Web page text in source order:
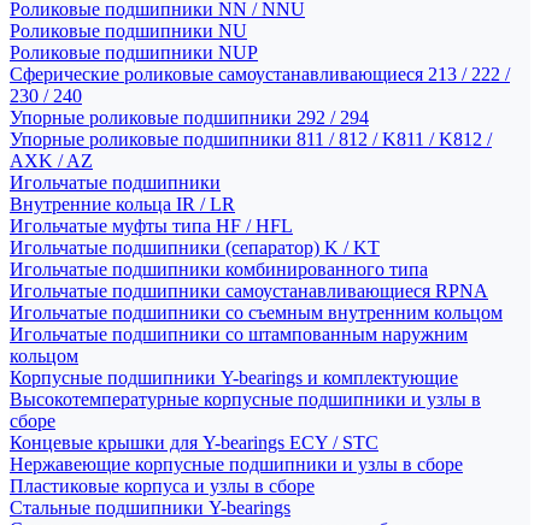
Роликовые подшипники NN / NNU
Роликовые подшипники NU
Роликовые подшипники NUP
Сферические роликовые самоустанавливающиеся 213 / 222 /
230 / 240
Упорные роликовые подшипники 292 / 294
Упорные роликовые подшипники 811 / 812 / K811 / K812 /
AXK / AZ
Игольчатые подшипники
Внутренние кольца IR / LR
Игольчатые муфты типа HF / HFL
Игольчатые подшипники (сепаратор) K / KT
Игольчатые подшипники комбинированного типа
Игольчатые подшипники самоустанавливающиеся RPNA
Игольчатые подшипники со съемным внутренним кольцом
Игольчатые подшипники со штампованным наружним
кольцом
Корпусные подшипники Y-bearings и комплектующие
Высокотемпературные корпусные подшипники и узлы в
сборе
Концевые крышки для Y-bearings ECY / STC
Нержавеющие корпусные подшипники и узлы в сборе
Пластиковые корпуса и узлы в сборе
Стальные подшипники Y-bearings